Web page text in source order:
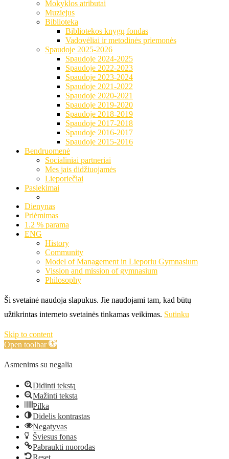
Mokyklos atributai
Muziejus
Biblioteka
Bibliotekos knygų fondas
Vadovėliai ir metodinės priemonės
Spaudoje 2025-2026
Spaudoje 2024-2025
Spaudoje 2022-2023
Spaudoje 2023-2024
Spaudoje 2021-2022
Spaudoje 2020-2021
Spaudoje 2019-2020
Spaudoje 2018-2019
Spaudoje 2017-2018
Spaudoje 2016-2017
Spaudoje 2015-2016
Bendruomenė
Socialiniai partneriai
Mes jais didžiuojamės
Lieporiečiai
Pasiekimai
Dienynas
Priėmimas
1.2 % parama
ENG
History
Community
Model of Management in Lieporiu Gymnasium
Vission and mission of gymnasium
Philosophy
Ši svetainė naudoja slapukus. Jie naudojami tam, kad būtų
užtikrintas interneto svetainės tinkamas veikimas. Sutinku
Skip to content
Open toolbar
Asmenims su negalia
Didinti tekstą
Mažinti tekstą
Pilka
Didelis kontrastas
Negatyvas
Šviesus fonas
Pabraukti nuorodas
Reset